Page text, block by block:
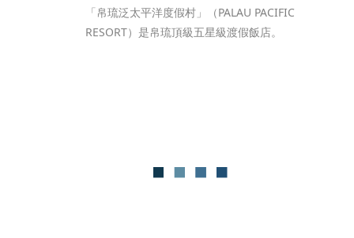
「帛琉泛太平洋度假村」（PALAU PACIFIC
RESORT）是帛琉頂級五星級渡假飯店。